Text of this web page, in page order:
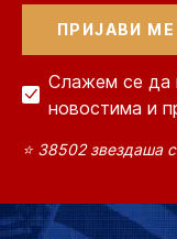
Слажем се да
новостима и
⭐ 38502 звездаша